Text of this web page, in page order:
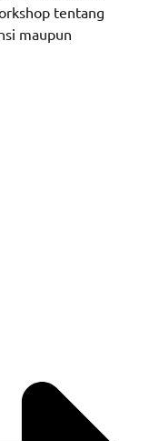
tentang
maupun